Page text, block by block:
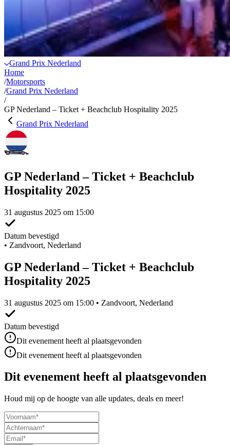
Grand Prix Nederland
Home
/Motorsports
/Grand Prix Nederland
/
GP Nederland – Ticket + Beachclub Hospitality 2025
Grand Prix Nederland
GP Nederland – Ticket + Beachclub
Hospitality 2025
31 augustus 2025 om 15:00
Datum bevestigd
• Zandvoort, Nederland
GP Nederland – Ticket + Beachclub
Hospitality 2025
31 augustus 2025 om 15:00 • Zandvoort, Nederland
Datum bevestigd
Dit evenement heeft al plaatsgevonden
Dit evenement heeft al plaatsgevonden
Dit evenement heeft al plaatsgevonden
Houd mij op de hoogte van alle updates, deals en meer!